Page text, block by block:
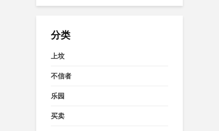
分类
上坟
不信者
乐园
买卖